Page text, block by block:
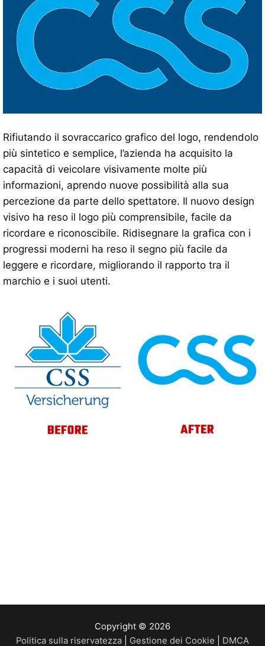
Rifiutando il sovraccarico grafico del logo, rendendolo
più sintetico e semplice, l’azienda ha acquisito la
capacità di veicolare visivamente molte più
informazioni, aprendo nuove possibilità alla sua
percezione da parte dello spettatore. Il nuovo design
visivo ha reso il logo più comprensibile, facile da
ricordare e riconoscibile. Ridisegnare la grafica con i
progressi moderni ha reso il segno più facile da
leggere e ricordare, migliorando il rapporto tra il
marchio e i suoi utenti.
Copyright © 2026
Politica sulla riservatezza
Gestione dei Cookie DMCA